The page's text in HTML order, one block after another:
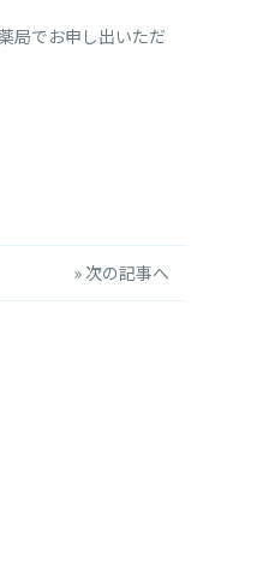
局でお申し出いただ
» 次の記事へ